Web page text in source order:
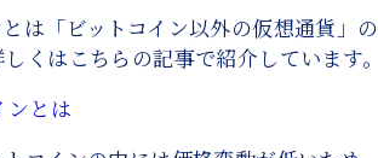
は「ビットコイン以外の仮想通貨」
くはこちらの記事で紹介しています。
ンとは